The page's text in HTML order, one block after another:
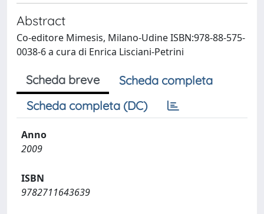
Abstract
Co-editore Mimesis, Milano-Udine ISBN:978-88-575-
0038-6 a cura di Enrica Lisciani-Petrini
Scheda breve
Scheda completa
Scheda completa (DC)
Anno
2009
ISBN
9782711643639